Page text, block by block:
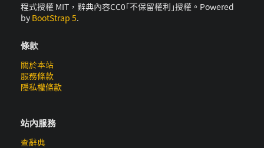
程式授權 MIT，辭典內容CC0｢不保留權利｣授權。Powered
by BootStrap 5.
條款
關於本站
服務條款
隱私權條款
站內服務
查辭典